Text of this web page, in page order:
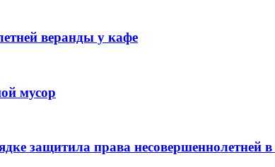
веранды у кафе
мусор
защитила права несовершеннолетней в